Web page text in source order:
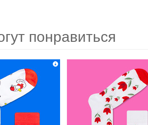
понравиться